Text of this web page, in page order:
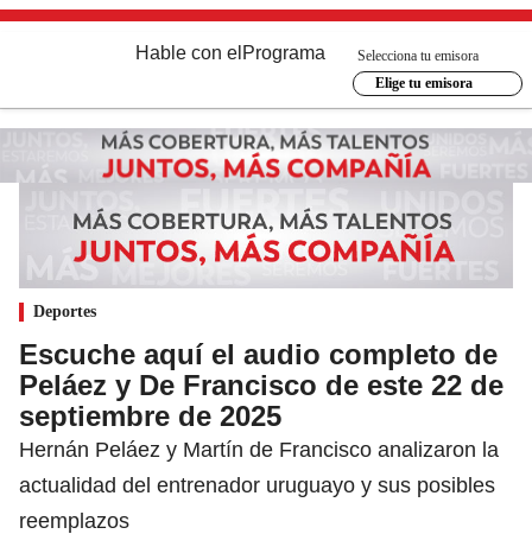
Hable con el Programa
Selecciona tu emisora
Elige tu emisora
Deportes
Escuche aquí el audio completo de
Peláez y De Francisco de este 22 de
septiembre de 2025
Hernán Peláez y Martín de Francisco analizaron la
actualidad del entrenador uruguayo y sus posibles
reemplazos